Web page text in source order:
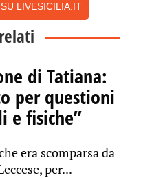
LIVESICILIA.IT
di Tatiana:
per questioni
e fisiche”
era scomparsa da
per...